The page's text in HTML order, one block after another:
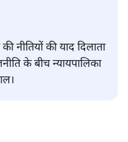
नीतियों की याद दिलाता
के बीच न्यायपालिका